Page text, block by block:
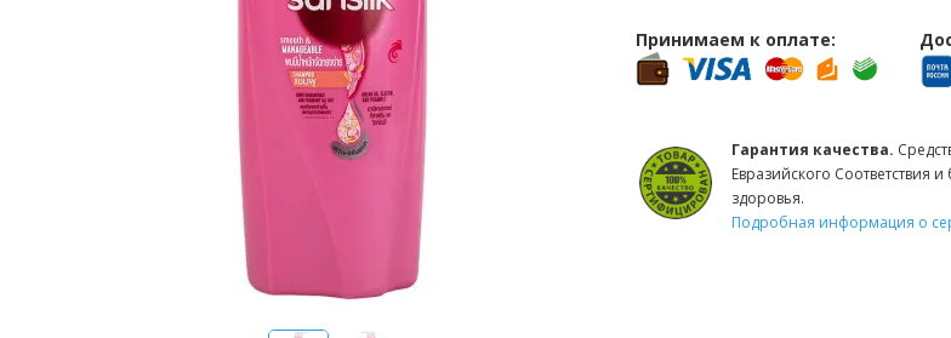
Принимаем к оплате:
Гарантия качества.
Евразийского Соответствия
здоровья.
Подробная информация о